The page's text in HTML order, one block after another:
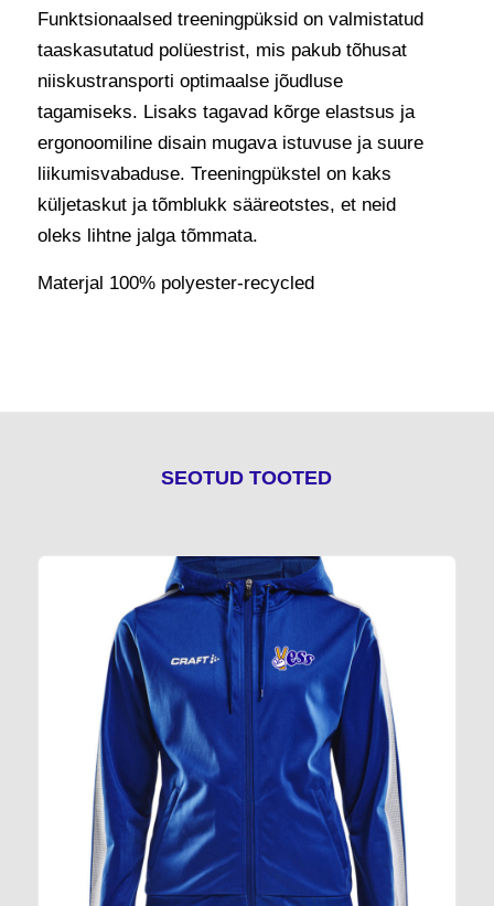
Funktsionaalsed treeningpüksid on valmistatud
taaskasutatud polüestrist, mis pakub tõhusat
niiskustransporti optimaalse jõudluse
tagamiseks. Lisaks tagavad kõrge elastsus ja
ergonoomiline disain mugava istuvuse ja suure
liikumisvabaduse. Treeningpükstel on kaks
küljetaskut ja tõmblukk sääreotstes, et neid
oleks lihtne jalga tõmmata.
Materjal 100% polyester-recycled
SEOTUD TOOTED